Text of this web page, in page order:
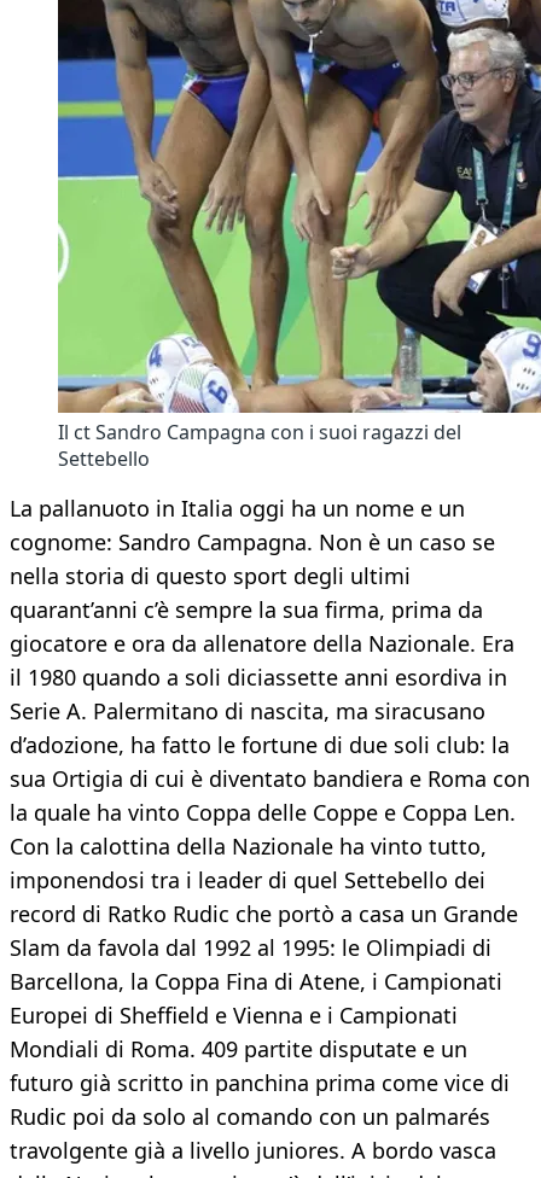
Il ct Sandro Campagna con i suoi ragazzi del
Settebello
La pallanuoto in Italia oggi ha un nome e un
cognome: Sandro Campagna. Non è un caso se
nella storia di questo sport degli ultimi
quarant’anni c’è sempre la sua firma, prima da
giocatore e ora da allenatore della Nazionale. Era
il 1980 quando a soli diciassette anni esordiva in
Serie A. Palermitano di nascita, ma siracusano
d’adozione, ha fatto le fortune di due soli club: la
sua Ortigia di cui è diventato bandiera e Roma con
la quale ha vinto Coppa delle Coppe e Coppa Len.
Con la calottina della Nazionale ha vinto tutto,
imponendosi tra i leader di quel Settebello dei
record di Ratko Rudic che portò a casa un Grande
Slam da favola dal 1992 al 1995: le Olimpiadi di
Barcellona, la Coppa Fina di Atene, i Campionati
Europei di Sheffield e Vienna e i Campionati
Mondiali di Roma. 409 partite disputate e un
futuro già scritto in panchina prima come vice di
Rudic poi da solo al comando con un palmarés
travolgente già a livello juniores. A bordo vasca